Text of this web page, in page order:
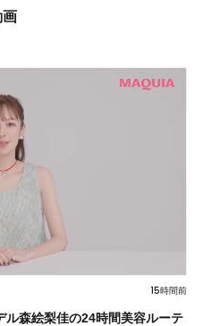
画
15時間前
ル森絵梨佳の24時間美容ルーテ